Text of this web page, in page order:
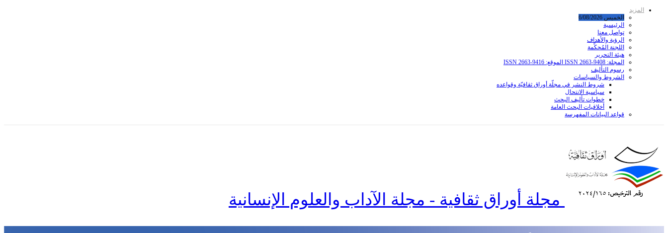
المزيد
الخميس 6/08/2026
الرئيسية
تواصل معنا
الرؤية والأهداف
اللجنة المُحكِّمة
هيئة التحرير
المجلة: ISSN 2663-9408 الموقع: ISSN 2663-9416
رسوم التأليف
الشروط والسياسات
شروط النشر في مجلّة أوراق ثقافيّة وقواعده
سياسية الانتحال
خطوات تأليف البحث
أخلاقيات البحث العامة
قواعد البیانات المفهرسة
مجلة أوراق ثقافية - مجلة الآداب والعلوم الإنسانية